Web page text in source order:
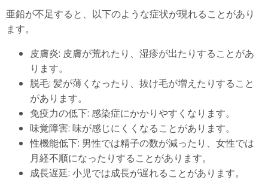
亜鉛が不足すると、以下のような症状が現れることがあり
ます。
皮膚炎: 皮膚が荒れたり、湿疹が出たりすることがあ
ります。
脱毛: 髪が薄くなったり、抜け毛が増えたりすること
があります。
免疫力の低下: 感染症にかかりやすくなります。
味覚障害: 味が感じにくくなることがあります。
性機能低下: 男性では精子の数が減ったり、女性では
月経不順になったりすることがあります。
成長遅延: 小児では成長が遅れることがあります。